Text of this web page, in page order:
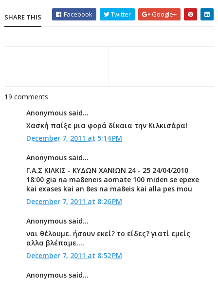
SHARE THIS Facebook Twitter Google+
19 comments
Anonymous said...
Χασκή παίξε μια φορά δίκαια την Κιλκισάρα!
December 7, 2011 at 5:14 PM
Anonymous said...
Γ.Α.Σ ΚΙΛΚΙΣ - ΚΥΔΩΝ ΧΑΝΙΩΝ 24 - 25 24/04/2010
18:00 gia na ma8eneis aomate 100 miden se epexe
kai exases kai an 8es na ma8eis kai alla pes mou
December 7, 2011 at 8:26 PM
Anonymous said...
ναι θέλουμε. ήσουν εκεί? το είδες? γιατί εμείς
αλλα βλέπαμε....
December 7, 2011 at 8:52 PM
Anonymous said...